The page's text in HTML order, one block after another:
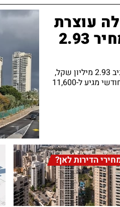
עוצרת
בקצה השכונה, המחיר 2.93
דירת ארבעה חדרים בשכונה נסגרת סביב 2.93 מיליון שקל,
ההון העצמי חוצה 775 אלף וההחזר החודשי מגיע ל-11,600
הדירות לאן?